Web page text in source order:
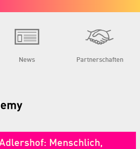
News Partnerschaften
Menschlich,